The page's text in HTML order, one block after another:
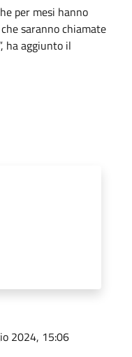
per mesi hanno
saranno chiamate
ha aggiunto il
2024, 15:06